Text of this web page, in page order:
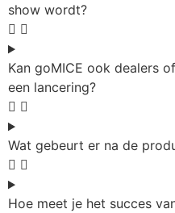
show wordt?
Kan goMICE ook dealers
een lancering?
Wat gebeurt er na de
Hoe meet je het succes